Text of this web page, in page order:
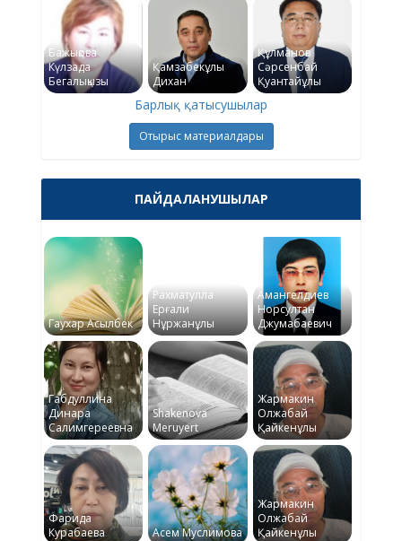
Бажықова
Күлзада
Бегалықызы
Қамзабекұлы
Дихан
Құлманов
Сәрсенбай
Қуантайұлы
Барлық қатысушылар
Отырыс материалдары
ПАЙДАЛАНУШЫЛАР
Гаухар Асылбек
Рахматулла
Ерғали
Нұржанұлы
Амангелдиев
Норсултан
Джумабаевич
Габдуллина
Динара
Салимгереевна
Shakenova
Meruyert
Жармакин
Олжабай
Қайкенұлы
Фарида
Курабаева
Асем Муслимова
Жармакин
Олжабай
Қайкенұлы